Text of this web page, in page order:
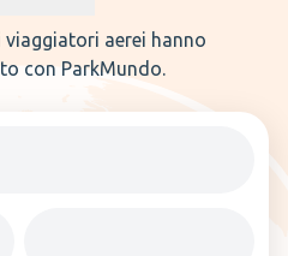
viaggiatori aerei hanno
con ParkMundo.